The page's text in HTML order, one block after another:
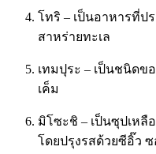
โทริ – เป็นอาหารที่ป
สาหร่ายทะเล
เทมปุระ – เป็นชนิด
เค็ม
มิโซะชิ – เป็นซุปเหลื
โดยปรุงรสด้วยซีอิ๊ว